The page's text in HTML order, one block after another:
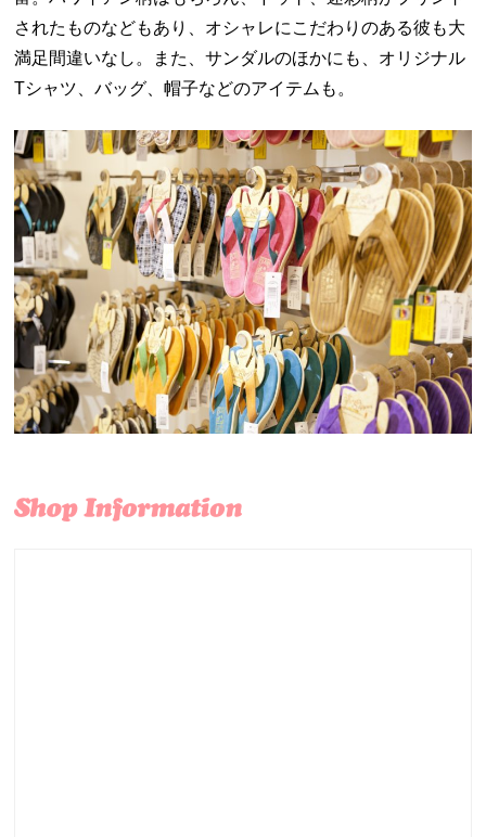
されたものなどもあり、オシャレにこだわりのある彼も大
満足間違いなし。また、サンダルのほかにも、オリジナル
Tシャツ、バッグ、帽子などのアイテムも。